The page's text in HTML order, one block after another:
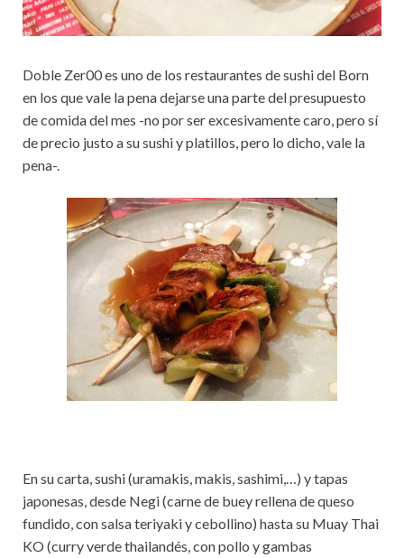
Doble Zer00 es uno de los restaurantes de sushi del Born
en los que vale la pena dejarse una parte del presupuesto
de comida del mes -no por ser excesivamente caro, pero sí
de precio justo a su sushi y platillos, pero lo dicho, vale la
pena-.
En su carta, sushi (uramakis, makis, sashimi,…) y tapas
japonesas, desde Negi (carne de buey rellena de queso
fundido, con salsa teriyaki y cebollino) hasta su Muay Thai
KO (curry verde thailandés, con pollo y gambas